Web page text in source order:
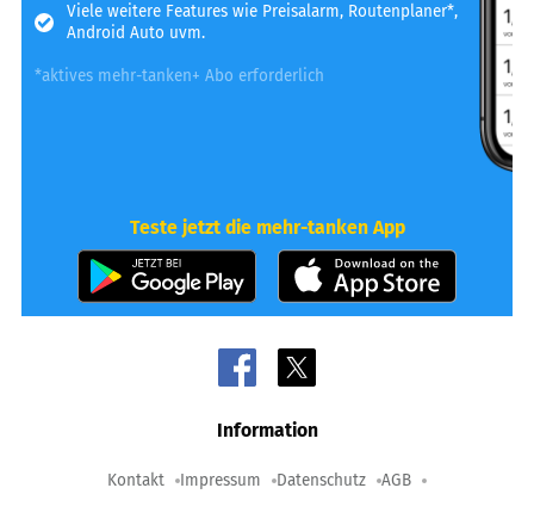
Viele weitere Features wie Preisalarm, Routenplaner*,
Android Auto uvm.
*aktives mehr-tanken+ Abo erforderlich
Teste jetzt die mehr-tanken App
Information
Kontakt Impressum Datenschutz AGB